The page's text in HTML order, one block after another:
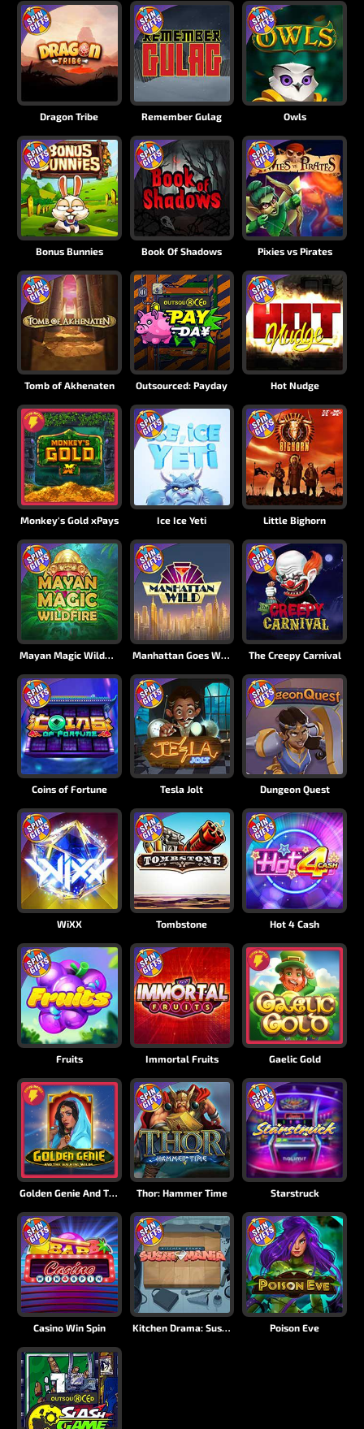
Outsourced: Payday
Manhattan Goes Wild
Book Of Shadows
Casino Win Spin
Hot Nudge
Starstruck
Monkey's Gold xPays Little Bighorn
Poison Eve
Tomb of Akhenaten
Golden Genie And The Walking Wilds
Dragon Tribe
Immortal Fruits
Tesla Jolt Dungeon Quest
Coins of Fortune
WiXX
Fruits
Bonus Bunnies
Hot 4 Cash
Tombstone
Owls
Gaelic Gold
The Creepy Carnival
Kitchen Drama: Sushi Mania
Pixies vs Pirates
Thor: Hammer Time
Ice Ice Yeti
Remember Gulag